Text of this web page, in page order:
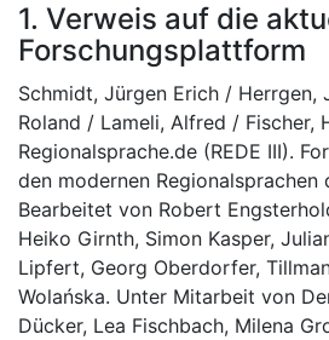
1. Verweis auf die
Forschungsplattform
Schmidt, Jürgen Erich / Herrgen,
Roland / Lameli, Alfred / Fischer,
Regionalsprache.de (REDE III).
den modernen Regionalsprachen
Bearbeitet von Robert
Heiko Girnth, Simon Kasper,
Lipfert, Georg Oberdorfer,
Wolańska. Unter Mitarbeit von
Dücker, Lea Fischbach, Milena